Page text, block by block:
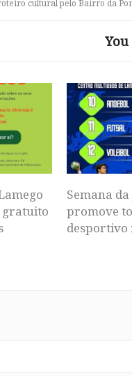
cultural pelo Bairro da
gratuito
Semana
promove